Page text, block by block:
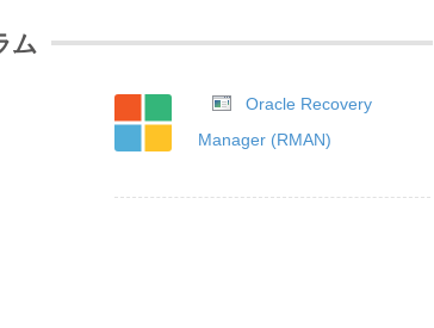
ム
Oracle Recovery
Manager (RMAN)